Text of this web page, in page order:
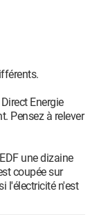
Energie
Pensez à relever
une dizaine
coupée sur
l'électricité n'est